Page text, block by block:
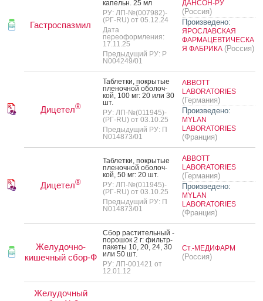
Гастроспазмил
ка­пельн. 25 мл
РУ: ЛП-№(007982)-
(РГ-RU) от 05.12.24
Дата
переоформления:
17.11.25
Предыдущий РУ: Р
N004249/01
ДАНСОН-РУ
(Россия)
Произведено:
ЯРОСЛАВСКАЯ
ФАРМАЦЕВТИЧЕСКА
Я ФАБРИКА (Россия)
Дицетел®
Таб­летки, пок­ры­тые
пле­ноч­ной обо­лоч­
кой, 100 мг: 20 или 30
шт.
РУ: ЛП-№(011945)-
(РГ-RU) от 03.10.25
Предыдущий РУ: П
N014873/01
ABBOTT
LABORATORIES
(Германия)
Произведено:
MYLAN
LABORATORIES
(Франция)
Дицетел®
Таб­летки, пок­ры­тые
пле­ноч­ной обо­лоч­
кой, 50 мг: 20 шт.
РУ: ЛП-№(011945)-
(РГ-RU) от 03.10.25
Предыдущий РУ: П
N014873/01
ABBOTT
LABORATORIES
(Германия)
Произведено:
MYLAN
LABORATORIES
(Франция)
Желудочно-
кишечный сбор-Ф
Сбор рас­ти­тель­ный -
по­рошок 2 г: филь­тр-
па­кеты 10, 20, 24, 30
или 50 шт.
РУ: ЛП-001421 от
12.01.12
Ст.-МЕДИФАРМ
(Россия)
Желудочный